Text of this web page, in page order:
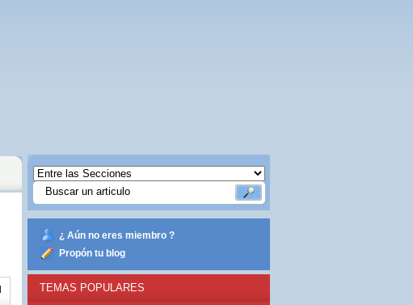
¿ Aún no eres miembro ?
Propón tu blog
TEMAS POPULARES